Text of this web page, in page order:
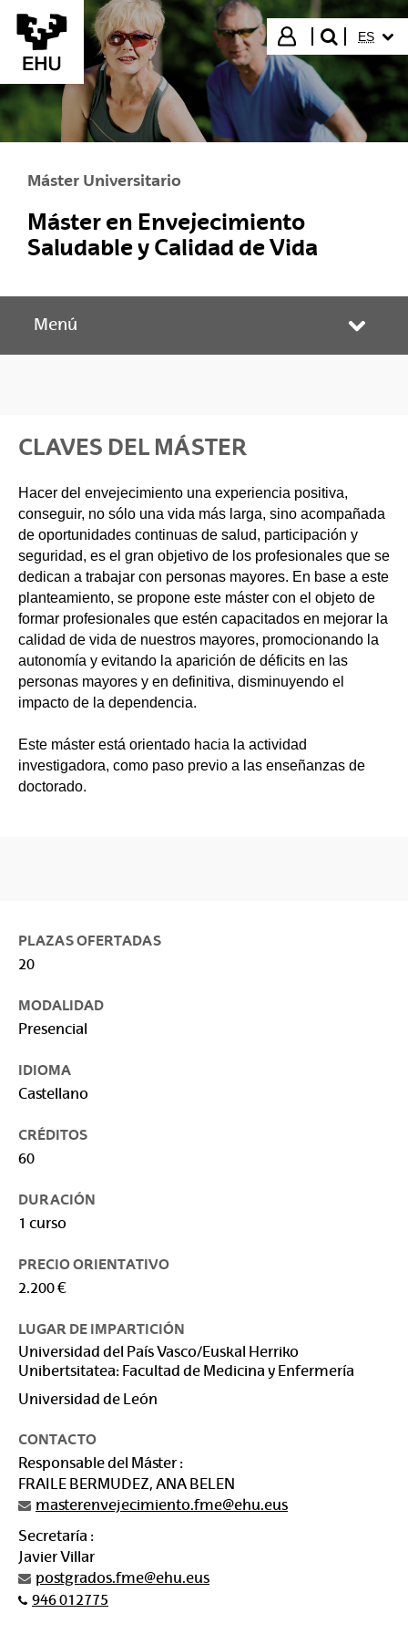
Saltar al contenido principal
Iniciar sesión
buscar"
ES
Máster Universitario
Máster en Envejecimiento
Saludable y Calidad de Vida
Menú
CLAVES DEL MÁSTER
Hacer del envejecimiento una experiencia positiva,
conseguir, no sólo una vida más larga, sino acompañada
de oportunidades continuas de salud, participación y
seguridad, es el gran objetivo de los profesionales que se
dedican a trabajar con personas mayores. En base a este
planteamiento, se propone este máster con el objeto de
formar profesionales que estén capacitados en mejorar la
calidad de vida de nuestros mayores, promocionando la
autonomía y evitando la aparición de déficits en las
personas mayores y en definitiva, disminuyendo el
impacto de la dependencia.
Este máster está orientado hacia la actividad
investigadora, como paso previo a las enseñanzas de
doctorado.
PLAZAS OFERTADAS
20
MODALIDAD
Presencial
IDIOMA
Castellano
CRÉDITOS
60
DURACIÓN
1 curso
PRECIO ORIENTATIVO
2.200 €
LUGAR DE IMPARTICIÓN
Universidad del País Vasco/Euskal Herriko
Unibertsitatea: Facultad de Medicina y Enfermería
Universidad de León
CONTACTO
Responsable del Máster :
FRAILE BERMUDEZ, ANA BELEN
masterenvejecimiento.fme@ehu.eus
Secretaría :
Javier Villar
postgrados.fme@ehu.eus
946 012775